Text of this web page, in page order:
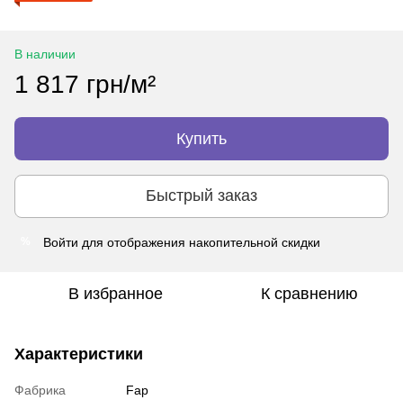
В наличии
1 817 грн/м²
Купить
Быстрый заказ
Войти для отображения накопительной скидки
В избранное К сравнению
Характеристики
Фабрика
Fap